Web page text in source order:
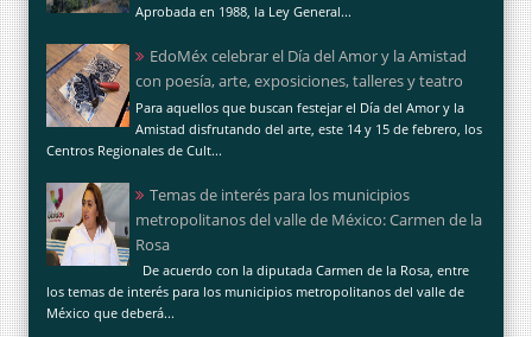
Aprobada en 1988, la Ley General...
EdoMéx celebrar el Día del Amor y la Amistad
con poesía, arte, exposiciones, talleres y teatro
Para aquellos que buscan festejar el Día del Amor y la
Amistad disfrutando del arte, este 14 y 15 de febrero, los
Centros Regionales de Cult...
Temas de interés para los municipios
metropolitanos del valle de México: Carmen de la
Rosa
De acuerdo con la diputada Carmen de la Rosa, entre
los temas de interés para los municipios metropolitanos del valle de
México que deberá...